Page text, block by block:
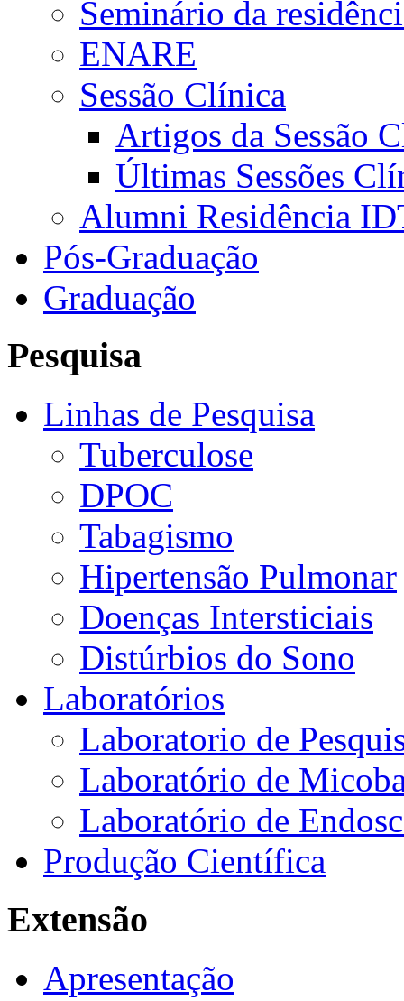
Seminário da
ENARE
Sessão Clínica
Artigos da Sessão
Últimas Sessões
Alumni Residência
Pós-Graduação
Graduação
Pesquisa
Linhas de Pesquisa
Tuberculose
DPOC
Tabagismo
Hipertensão Pulmonar
Doenças Intersticiais
Distúrbios do Sono
Laboratórios
Laboratorio de
Laboratório de
Laboratório de
Produção Científica
Extensão
Apresentação